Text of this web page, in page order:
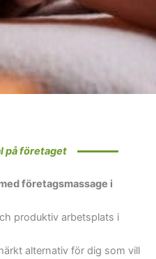
på företaget
företagsmassage i
produktiv arbetsplats i
alternativ för dig som vill